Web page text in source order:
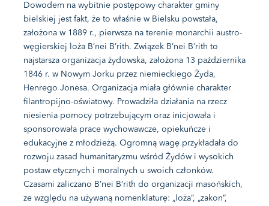
Dowodem na wybitnie postępowy charakter gminy
bielskiej jest fakt, że to właśnie w Bielsku powstała,
założona w 1889 r., pierwsza na terenie monarchii austro-
węgierskiej loża B’nei B’rith. Związek B’nei B’rith to
najstarsza organizacja żydowska, założona 13 października
1846 r. w Nowym Jorku przez niemieckiego Żyda,
Henrego Jonesa. Organizacja miała głównie charakter
filantropijno-oświatowy. Prowadziła działania na rzecz
niesienia pomocy potrzebującym oraz inicjowała i
sponsorowała prace wychowawcze, opiekuńcze i
edukacyjne z młodzieżą. Ogromną wagę przykładała do
rozwoju zasad humanitaryzmu wśród Żydów i wysokich
postaw etycznych i moralnych u swoich członków.
Czasami zaliczano B’nei B’rith do organizacji masońskich,
ze względu na używaną nomenklaturę: „loża”, „zakon”,